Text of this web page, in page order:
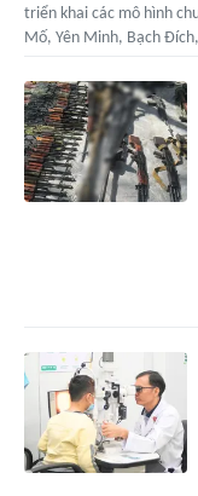
triển khai các mô hình
Mố, Yên Minh, Bạch